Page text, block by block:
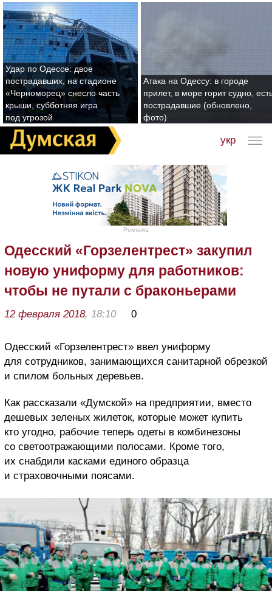
Удар по Одессе: двое
пострадавших, на стадионе
«Черноморец» снесло часть
крыши, субботняя игра
под угрозой
Атака на Одессу: в городе
прилет, в море горит судно,
пострадавшие (обновлено,
фото)
укр
Реклама
Одесский «Горзелентрест» закупил
новую униформу для работников:
чтобы не путали с браконьерами
12 февраля 2018, 18:10 0
Одесский «Горзелентрест» ввел униформу
для сотрудников, занимающихся санитарной обрезкой
и спилом больных деревьев.
Как рассказали «Думской» на предприятии, вместо
дешевых зеленых жилеток, которые может купить
кто угодно, рабочие теперь одеты в комбинезоны
со светоотражающими полосами. Кроме того,
их снабдили касками единого образца
и страховочными поясами.